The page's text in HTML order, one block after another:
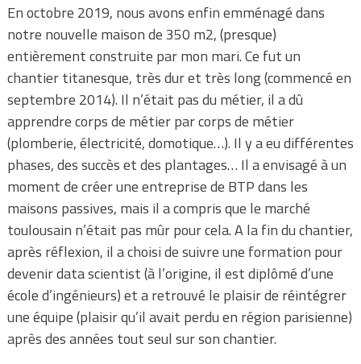
En octobre 2019, nous avons enfin emménagé dans
notre nouvelle maison de 350 m2, (presque)
entièrement construite par mon mari. Ce fut un
chantier titanesque, très dur et très long (commencé en
septembre 2014). Il n’était pas du métier, il a dû
apprendre corps de métier par corps de métier
(plomberie, électricité, domotique…). Il y a eu différentes
phases, des succès et des plantages… Il a envisagé à un
moment de créer une entreprise de BTP dans les
maisons passives, mais il a compris que le marché
toulousain n’était pas mûr pour cela. A la fin du chantier,
après réflexion, il a choisi de suivre une formation pour
devenir data scientist (à l’origine, il est diplômé d’une
école d’ingénieurs) et a retrouvé le plaisir de réintégrer
une équipe (plaisir qu’il avait perdu en région parisienne)
après des années tout seul sur son chantier.